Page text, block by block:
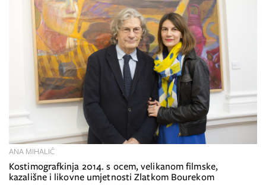
Kostimografkinja 2014. s ocem, velikanom filmske,
kazališne i likovne umjetnosti Zlatkom Bourekom
ANA MIHALIĆ